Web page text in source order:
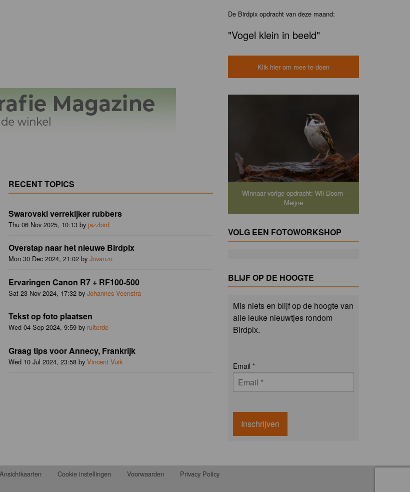
RECENT TOPICS
Swarovski verrekijker rubbers
Thu 06 Nov 2025, 10:13 by jazzbird
Overstap naar het nieuwe Birdpix
Mon 30 Dec 2024, 21:02 by Jovanzo
Ervaringen Canon R7 + RF100-500
Sat 23 Nov 2024, 17:32 by Johannes Veenstra
Tekst op foto plaatsen
Wed 04 Sep 2024, 9:59 by ruiterde
Graag tips voor Annecy, Frankrijk
Wed 10 Jul 2024, 23:58 by Vincent Vuik
De Birdpix opdracht van deze maand:
"Vogel klein in beeld"
Klik hier om mee te doen
Winnaar vorige opdracht: Wil Doorn-
Meijne
VOLG EEN FOTOWORKSHOP
BLIJF OP DE HOOGTE
Mis niets en blijf op de hoogte van
alle leuke nieuwtjes rondom
Birdpix.
Email *
Inschrijven
Ansichtkaarten Cookie instellingen Voorwaarden Privacy Policy